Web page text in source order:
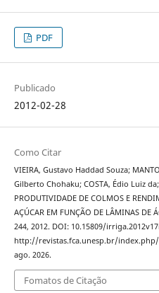
PDF
Publicado
2012-02-28
Como Citar
VIEIRA, Gustavo Haddad Souza;
Gilberto Chohaku; COSTA, Édio Luiz
PRODUTIVIDADE DE COLMOS E
AÇÚCAR EM FUNÇÃO DE LÂMINAS DE
244, 2012. DOI: 10.15809/
http://revistas.fca.unesp.br/
ago. 2026.
Fomatos de Citação